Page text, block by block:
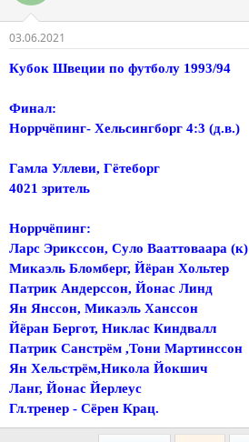
03.06.2021
Кубок Швеции по футболу 1993/94
Финал:
Норрчёпинг- Хельсингборг 4:3 (д.в.)
Гамла Уллеви, Гётеборг
4021 зритель
Норрчёпинг:
Ларс Эрикссон, Суло Вааттоваара (к)
Микаэль Бломберг, Йёран Хольтер
Патрик Андерссон, Йонас Линд
Ян Янссон, Микаэль Ханссон
Йёран Бергот, Никлас Киндвалл
Патрик Санстрём ,Тони Мартинссон
Ян Хельстрём,Никола Йокшич
Ланг, Йонас Йерлеус
Гл.тренер - Сёрен Крац.